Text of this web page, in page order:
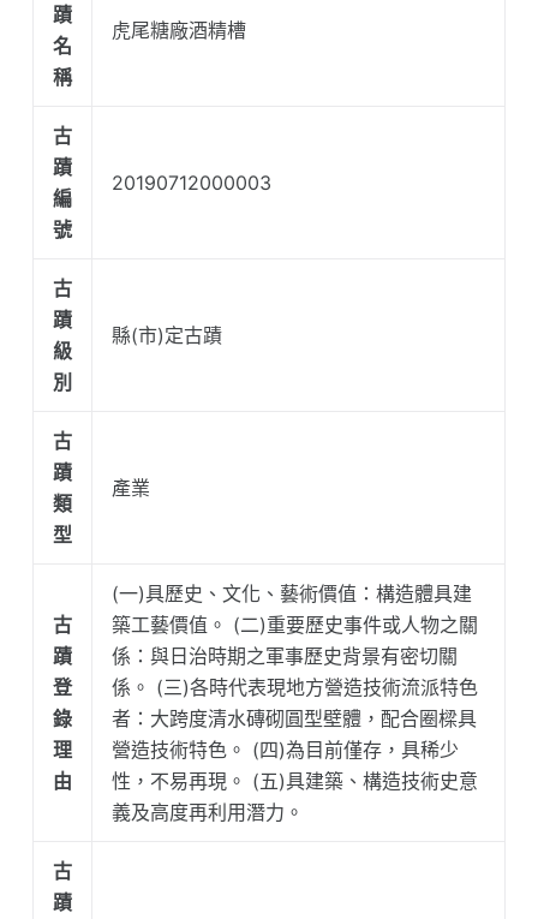
蹟
名
稱
虎尾糖廠酒精槽
古
蹟
編
號
20190712000003
古
蹟
級
別
縣(市)定古蹟
古
蹟
類
型
產業
古
蹟
登
錄
理
由
(一)具歷史、文化、藝術價值：構造體具建
築工藝價值。 (二)重要歷史事件或人物之關
係：與日治時期之軍事歷史背景有密切關
係。 (三)各時代表現地方營造技術流派特色
者：大跨度清水磚砌圓型壁體，配合圈樑具
營造技術特色。 (四)為目前僅存，具稀少
性，不易再現。 (五)具建築、構造技術史意
義及高度再利用潛力。
古
蹟